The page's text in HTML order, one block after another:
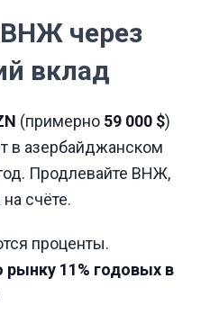
через
вклад
(примерно 59 000 $)
в азербайджанском
Продлевайте ВНЖ,
счёте.
проценты.
рынку 11% годовых в